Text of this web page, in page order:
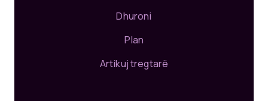
Dhuroni
Plan
Artikuj tregtarë